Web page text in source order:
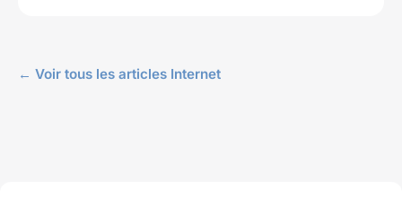
← Voir tous les articles Internet